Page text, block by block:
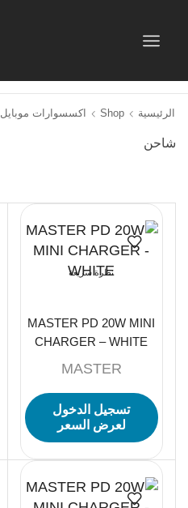
الرئيسية Shop اكسسوارات موبايل
شاحن
نظرة سريعة
MASTER PD 20W MINI
CHARGER – WHITE
MASTER
تسجيل الدخول
لعرض السعر